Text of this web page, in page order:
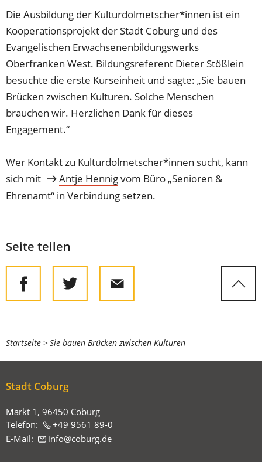
Die Ausbildung der Kulturdolmetscher*innen ist ein
Kooperationsprojekt der Stadt Coburg und des
Evangelischen Erwachsenenbildungswerks
Oberfranken West. Bildungsreferent Dieter Stößlein
besuchte die erste Kurseinheit und sagte: „Sie bauen
Brücken zwischen Kulturen. Solche Menschen
brauchen wir. Herzlichen Dank für dieses
Engagement.“
Wer Kontakt zu Kulturdolmetscher*innen sucht, kann
sich mit
Antje Hennigvom Büro „Senioren &
Ehrenamt“ in Verbindung setzen.
Seite teilen
Sie
befinden
sich
Startseite Sie bauen Brücken zwischen Kulturen
Stadt Coburg
Markt 1, 96450 Coburg
Telefon:
+49 9561 89-0
E-Mail:
info coburg de